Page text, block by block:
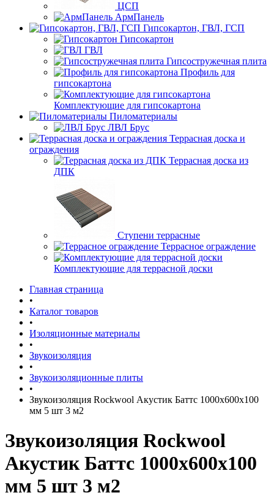
ЦСП
АрмПанель
Гипсокартон, ГВЛ, ГСП
Гипсокартон
ГВЛ
Гипсостружечная плита
Профиль для
гипсокартона
Комплектующие для гипсокартона
Пиломатериалы
ЛВЛ Брус
Террасная доска и
ограждения
Террасная доска из
ДПК
Ступени террасные
Террасное ограждение
Комплектующие для террасной доски
Главная страница
•
Каталог товаров
•
Изоляционные материалы
•
Звукоизоляция
•
Звукоизоляционные плиты
•
Звукоизоляция Rockwool Акустик Баттс 1000x600x100
мм 5 шт 3 м2
Звукоизоляция Rockwool
Акустик Баттс 1000x600x100
мм 5 шт 3 м2